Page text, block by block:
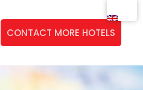
CONTACT MORE HOTELS